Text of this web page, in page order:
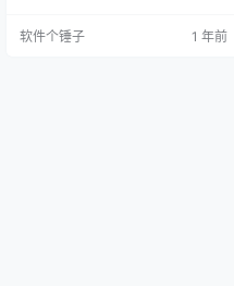
播放音效，SampleTank 都能满足
软件个锤子 1 年前